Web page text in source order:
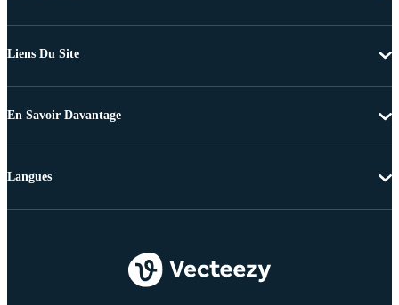
Liens Du Site
En Savoir Davantage
Langues